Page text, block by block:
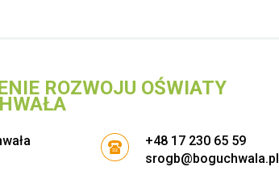
ROZWOJU OŚWIATY
+48 17 230 65 59
srogb@boguchwala.pl